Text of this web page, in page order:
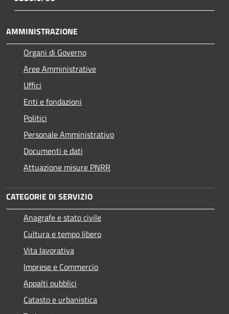
AMMINISTRAZIONE
Organi di Governo
Aree Amministrative
Uffici
Enti e fondazioni
Politici
Personale Amministrativo
Documenti e dati
Attuazione misure PNRR
CATEGORIE DI SERVIZIO
Anagrafe e stato civile
Cultura e tempo libero
Vita lavorativa
Imprese e Commercio
Appalti pubblici
Catasto e urbanistica